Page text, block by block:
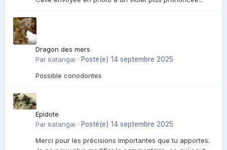
Dragon des mers
Par katangai · Posté(e) 14 septembre 2025
Possible conodontes
Epidote
Par katangai · Posté(e) 14 septembre 2025
Merci pour les précisions importantes que tu apportes.